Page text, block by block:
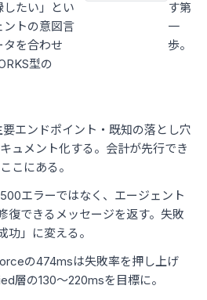
したい」とい
ントの意図言
を合わせ
型の
す第
一
歩。
エンドポイント・既知の落とし穴
ュメント化する。会計が先行でき
こにある。
エラーではなく、エージェント
復できるメッセージを返す。失敗
功」に変える。
の474msは失敗率を押し上げ
層の130〜220msを目標に。